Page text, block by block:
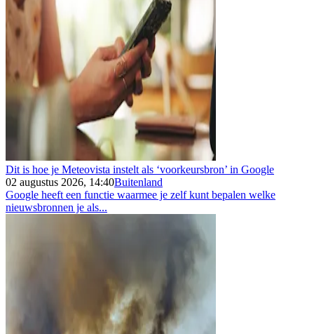
Dit is hoe je Meteovista instelt als ‘voorkeursbron’ in Google
02 augustus 2026, 14:40Buitenland
Google heeft een functie waarmee je zelf kunt bepalen welke
nieuwsbronnen je als...